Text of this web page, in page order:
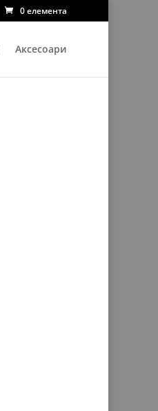
0 елемента
Аксесоари